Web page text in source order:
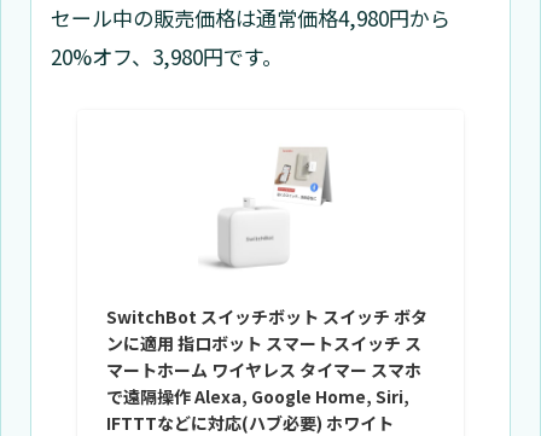
セール中の販売価格は通常価格4,980円から
20%オフ、3,980円です。
SwitchBot スイッチボット スイッチ ボタ
ンに適用 指ロボット スマートスイッチ ス
マートホーム ワイヤレス タイマー スマホ
で遠隔操作 Alexa, Google Home, Siri,
IFTTTなどに対応(ハブ必要) ホワイト